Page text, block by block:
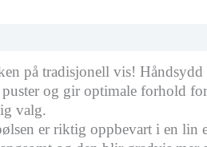
på tradisjonell vis!
og gir optimale forhold
valg.
er riktig oppbevart i en lin